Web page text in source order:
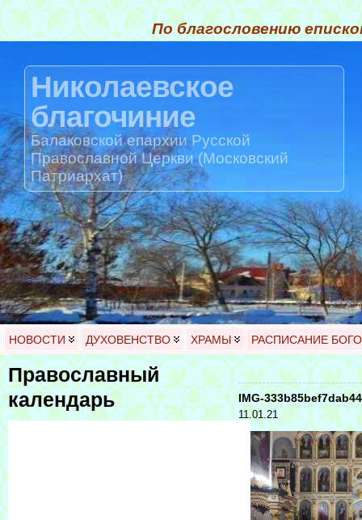
По благословению
Николаевское
благочиние
Балаковской епархии Русской
Православной Церкви (Московский
Патриархат)
НОВОСТИ ДУХОВЕНСТВО ХРАМЫ РАСПИСАНИЕ
Православный
календарь
IMG-
11.01.21